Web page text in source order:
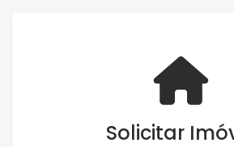
Solicitar